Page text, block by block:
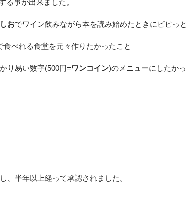
る事が出来ました。
おでワイン飲みながら本を読み始めたときにピピっ
食べれる食堂を元々作りたかったこと
り易い数字(500円=ワンコイン)のメニューにしたか
、半年以上経って承認されました。